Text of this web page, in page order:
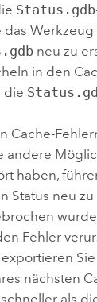
Status.gdb
das Werkzeug
neu zu
in den
die
Cache-
andere
haben,
Status neu
Fehler
nächsten